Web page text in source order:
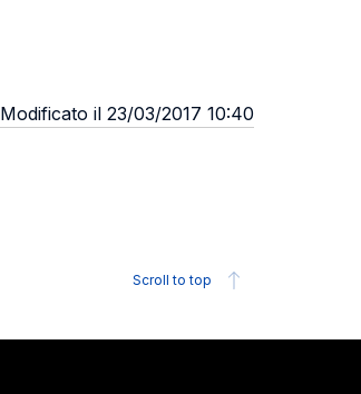
Modificato il 23/03/2017 10:40
Scroll to top